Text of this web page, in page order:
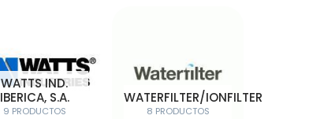
WATTS IND.
IBERICA, S.A.
9 PRODUCTOS
WATERFILTER/IONFILTER
8 PRODUCTOS